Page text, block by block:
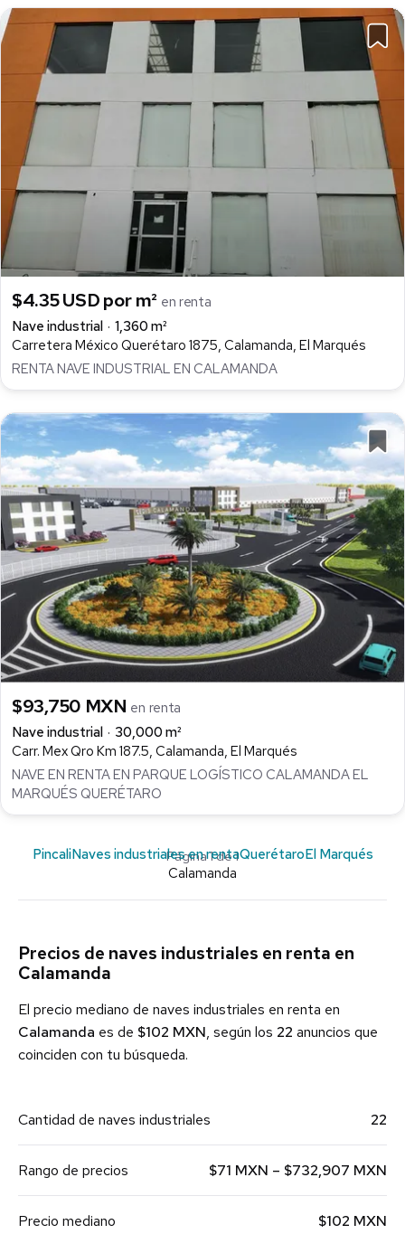
$4.35 USD por m² en renta
Nave industrial
1,360 m²
Carretera México Querétaro 1875, Calamanda, El Marqués
RENTA NAVE INDUSTRIAL EN CALAMANDA
$93,750 MXN en renta
Nave industrial
30,000 m²
Carr. Mex Qro Km 187.5, Calamanda, El Marqués
NAVE EN RENTA EN PARQUE LOGÍSTICO CALAMANDA EL
MARQUÉS QUERÉTARO
Página 1 de 1
PincaliNaves industriales en rentaQuerétaroEl Marqués
Calamanda
Precios de naves industriales en renta en
Calamanda
El precio mediano de naves industriales en renta en
Calamanda es de $102 MXN, según los 22 anuncios que
coinciden con tu búsqueda.
Cantidad de naves industriales 22
Rango de precios $71 MXN – $732,907 MXN
Precio mediano $102 MXN